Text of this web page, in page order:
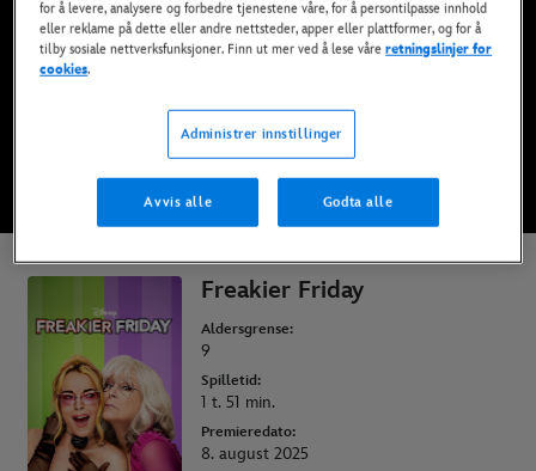
SE PÅ DISNEY+
KJØP FILMEN
* Vilkår gjelder | Abonnementer fra bare 69 kr per måned
Freakier Friday
Aldersgrense:
9
Spilletid:
1 t. 51 min.
Premieredato:
8. august 2025
for å levere, analysere og forbedre tjenestene våre, for å persontilpasse innhold
eller reklame på dette eller andre nettsteder, apper eller plattformer, og for å
tilby sosiale nettverksfunksjoner. Finn ut mer ved å lese våreretningslinjer for
cookies.
Administrer innstillinger
Avvis alle Godta alle